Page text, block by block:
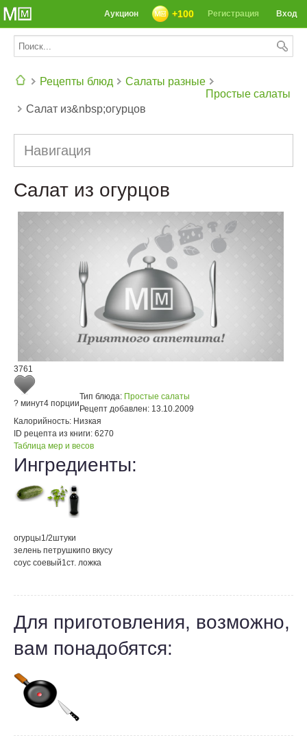
СЕГОДНЯ: 39142 РЕЦЕПТА
Вход
Регистрация
+100
Аукцион
Рецепты блюд
Салаты разные
Простые салаты
Салат из&nbsp;огурцов
Навигация
Салат из огурцов
3761
? минут4 порции
Тип блюда: Простые салаты
Рецепт добавлен: 13.10.2009
Калорийность: Низкая
ID рецепта из книги: 6270
Таблица мер и весов
Ингредиенты:
огурцы1/2штуки
зелень петрушкипо вкусу
соус соевый1ст. ложка
Для приготовления, возможно,
вам понадобятся: